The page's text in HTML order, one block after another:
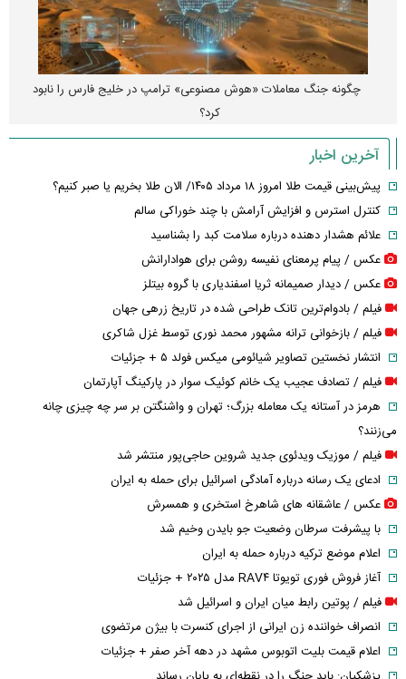
چگونه جنگ معاملات «هوش مصنوعی» ترامپ در خلیج فارس را نابود
کرد؟
آخرین اخبار
پیش‌بینی قیمت طلا امروز ۱۸ مرداد ۱۴۰۵/ الان طلا بخریم یا صبر کنیم؟
کنترل استرس و افزایش آرامش با چند خوراکی سالم
علائم هشدار دهنده درباره سلامت کبد را بشناسید
عکس / پیام پرمعنای نفیسه روشن برای هوادارانش
عکس / دیدار صمیمانه ثریا اسفندیاری با گروه بیتلز
فیلم / بادوام‌ترین تانک طراحی شده در تاریخ زرهی جهان
فیلم / بازخوانی ترانه مشهور محمد نوری توسط غزل شاکری
انتشار نخستین تصاویر شیائومی میکس فولد ۵ + جزئیات
فیلم / تصادف عجیب یک خانم کوئیک سوار در پارکینگ آپارتمان
هرمز در آستانه یک معامله بزرگ؛ تهران و واشنگتن بر سر چه چیزی چانه
می‌زنند؟
فیلم / موزیک ویدئوی جدید شروین حاجی‌پور منتشر شد
ادعای یک رسانه درباره آمادگی اسرائیل برای حمله به ایران
عکس / عاشقانه های شاهرخ استخری و همسرش
با پیشرفت سرطان وضعیت جو بایدن وخیم شد
اعلام موضع ترکیه درباره حمله به ایران
آغاز فروش فوری تویوتا RAV۴ مدل ۲۰۲۵ + جزئیات
فیلم / پوتین رابط میان ایران و اسرائیل شد
انصراف خواننده زن ایرانی از اجرای کنسرت با بیژن مرتضوی
اعلام قیمت بلیت اتوبوس مشهد در دهه آخر صفر + جزئیات